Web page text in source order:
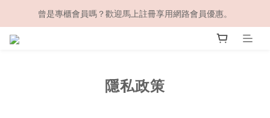
曾是專櫃會員嗎？歡迎馬上註冊享用網路會員優惠。
隱私政策